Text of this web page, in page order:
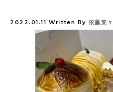
2022.01.11 Written By 依藤菜